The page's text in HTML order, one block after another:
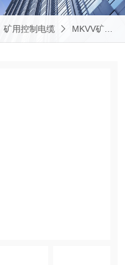
矿用控制电缆 MKVV矿用控制电缆